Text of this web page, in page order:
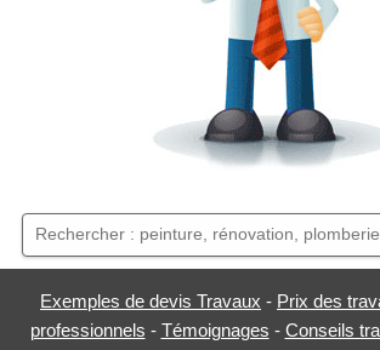
Exemples de devis Travaux - Prix des
professionnels - Témoignages - Conseils